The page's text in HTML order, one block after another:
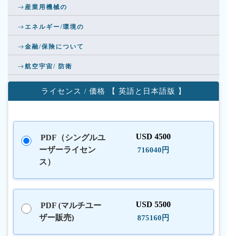
産業用機械の
エネルギー/環境の
金融/保険について
航空宇宙/ 防衛
ライセンス / 価格 【 英語と日本語版 】
PDF（シングルユ
ーザーライセン
ス）
USD 4500
716040円
PDF (マルチユー
ザー販売)
USD 5500
875160円